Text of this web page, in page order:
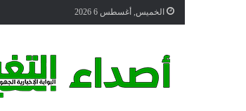
الخميس, أغسطس 6 2026